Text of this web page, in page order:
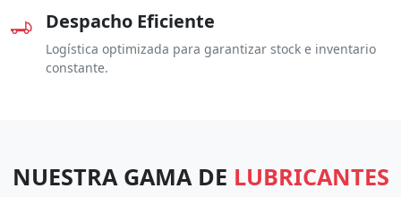
Despacho Eficiente
Logística optimizada para garantizar stock e inventario
constante.
NUESTRA GAMA DE LUBRICANTES